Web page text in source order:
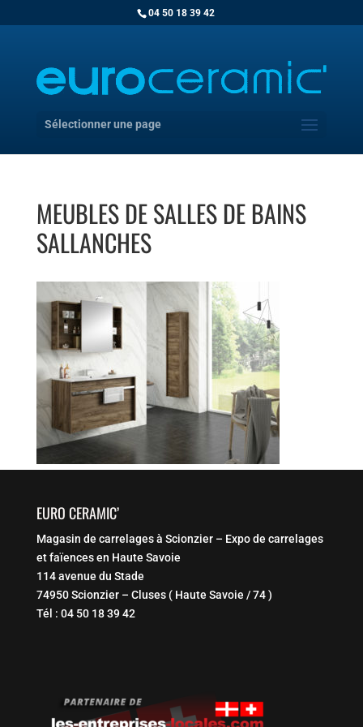
04 50 18 39 42
Sélectionner une page
MEUBLES DE SALLES DE BAINS
SALLANCHES
EURO CERAMIC’
Magasin de carrelages à Scionzier – Expo de carrelages
et faïences en Haute Savoie
114 avenue du Stade
74950 Scionzier – Cluses ( Haute Savoie / 74 )
Tél : 04 50 18 39 42